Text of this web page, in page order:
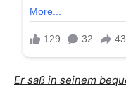
Er saß in seinem